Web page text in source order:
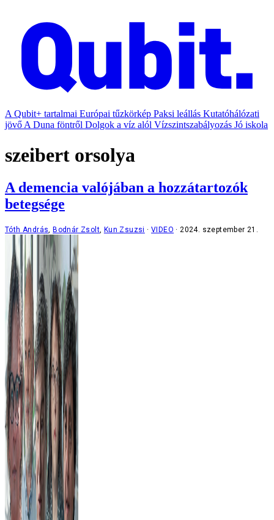
A Qubit+ tartalmai Európai tűzkörkép Paksi leállás Kutatóhálózati
jövő A Duna föntről Dolgok a víz alól Vízszintszabályozás Jó iskola
szeibert orsolya
A demencia valójában a hozzátartozók
betegsége
Tóth András, Bodnár Zsolt, Kun Zsuzsi VIDEO 2024. szeptember 21.